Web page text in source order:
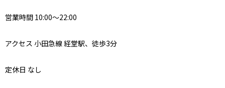
営業時間 10:00～22:00
アクセス 小田急線経堂駅、徒歩3分
定休日 なし